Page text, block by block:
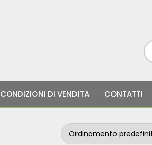
CONDIZIONI DI VENDITA CONTATTI